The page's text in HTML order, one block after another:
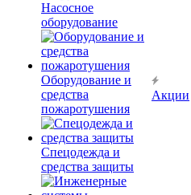
Насосное
оборудование
Оборудование и
средства
пожаротушения
Спецодежда и
средства защиты
Акции